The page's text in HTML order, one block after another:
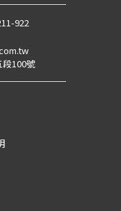
922
100號